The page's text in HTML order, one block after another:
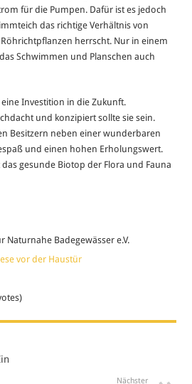
für die Pumpen. Dafür ist es jedoch
das richtige Verhältnis von
herrscht. Nur in einem
Schwimmen und Planschen auch
Investition in die Zukunft.
und konzipiert sollte sie sein.
Besitzern neben einer wunderbaren
und einen hohen Erholungswert.
gesunde Biotop der Flora und Fauna
Naturnahe Badegewässer e.V.
vor der Haustür
Nächster